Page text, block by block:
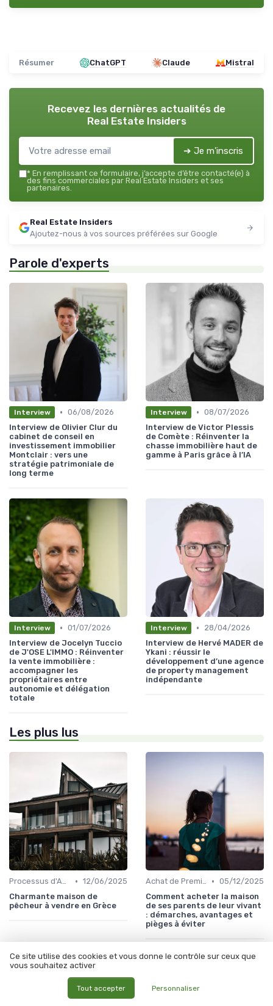
Résumer ChatGPT Claude Mistral
Recevez les dernières actualités de
Real Estate Insiders
➔ Je m'inscris
* En remplissant ce formulaire, j’accepte d’être contacté(e) à
des fins commerciales par Real Estate Insiders et ses
partenaires.
Real Estate Insiders
Ajoutez-nous à vos sources préférées sur Google
Parole d'experts
Interview • 06/08/2026
Interview de Olivier Clur du
cabinet de conseil en
investissement immobilier
Montclair : vers une
stratégie patrimoniale de
long terme
Interview • 08/07/2026
Interview de Victor Plessis
de Comète : Réinventer la
chasse immobilière haut de
gamme à Paris grâce à l’IA
Interview • 01/07/2026
Interview de Jocelyn Tuccio
de J'OSE L'IMMO : Réinventer
la vente immobilière :
accompagner les
propriétaires entre
autonomie et délégation
totale
Interview •
28/04/2026
Interview de Hervé MADER de
Ykani : réussir le
développement d’une agence
de property management
indépendante
Les plus lus
Processus d'Achat Immobilier • 12/06/2025
Charmante maison de
pêcheur à vendre en Grèce
Achat de Première Maison • 05/12/2025
Comment acheter la maison
de ses parents de leur vivant
: démarches, avantages et
pièges à éviter
Ce site utilise des cookies et vous donne le contrôle sur ceux que
vous souhaitez activer
Tout accepter Personnaliser